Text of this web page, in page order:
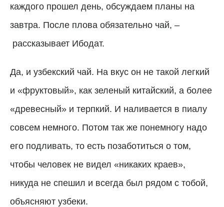
каждого прошел день, обсуждаем планы на
завтра. После плова обязательно чай, –
рассказывает Ибодат.
Да, и узбекский чай. На вкус он не такой легкий
и «фруктовый», как зеленый китайский, а более
«древесный» и терпкий. И наливается в пиалу
совсем немного. Потом так же понемногу надо
его подливать, то есть позаботиться о том,
чтобы человек не видел «никаких краев»,
никуда не спешил и всегда был рядом с тобой,
объясняют узбеки.